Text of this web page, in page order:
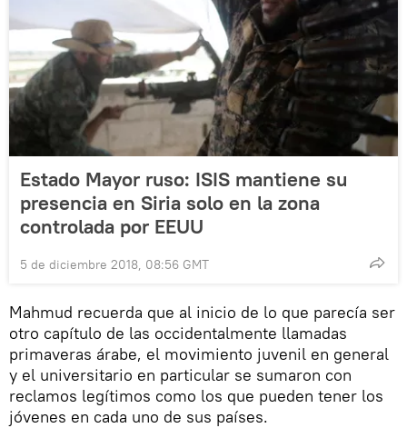
Estado Mayor ruso: ISIS mantiene su
presencia en Siria solo en la zona
controlada por EEUU
5 de diciembre 2018, 08:56 GMT
Mahmud recuerda que al inicio de lo que parecía ser
otro capítulo de las occidentalmente llamadas
primaveras árabe, el movimiento juvenil en general
y el universitario en particular se sumaron con
reclamos legítimos como los que pueden tener los
jóvenes en cada uno de sus países.